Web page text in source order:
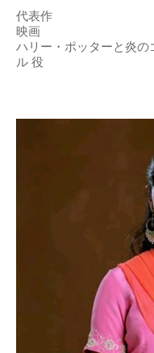
代表作
映画
ハリー・ポッターと炎の
ル 役